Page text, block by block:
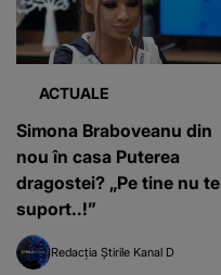
ACTUALE
Simona Braboveanu din
nou în casa Puterea
dragostei? „Pe tine nu te
suport..!”
Redacția Știrile Kanal D